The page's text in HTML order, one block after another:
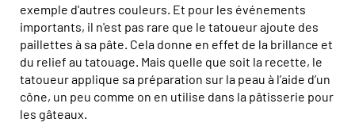
exemple d'autres couleurs. Et pour les événements
importants, il n'est pas rare que le tatoueur ajoute des
paillettes à sa pâte. Cela donne en effet de la brillance et
du relief au tatouage. Mais quelle que soit la recette, le
tatoueur applique sa préparation sur la peau à l’aide d’un
cône, un peu comme on en utilise dans la pâtisserie pour
les gâteaux.